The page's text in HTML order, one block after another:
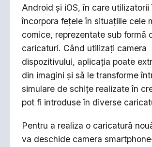
Android și iOS, în care utilizatorii
încorpora fețele în situațiile cele
comice, reprezentate sub formă
caricaturi. Când utilizați camera
dispozitivului, aplicația poate
din imagini și să le transforme
simulare de schițe realizate în
pot fi introduse în diverse
Pentru a realiza o caricatură
va deschide camera